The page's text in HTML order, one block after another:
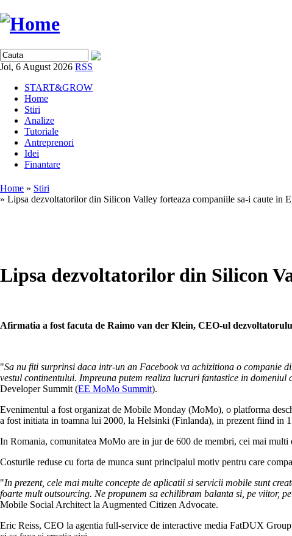
Joi, 6 August 2026 RSS
START&GROW
Home
Stiri
Analize
Tutoriale
Antreprenori
Idei
Finantare
Home » Stiri
» Lipsa dezvoltatorilor din Silicon Valley forteaza companiile sa-i caute in
Lipsa dezvoltatorilor din Silicon
Afirmatia a fost facuta de Raimo van der Klein, CEO-ul
"Sa nu fiti surprinsi daca intr-un an Facebook va achizitiona o companie
vestul continentului. Impreuna putem realiza lucruri fantastice in
Developer Summit (EE MoMo Summit).
Evenimentul a fost organizat de Mobile Monday (MoMo), o platforma
a fost initiata in toamna lui 2000, la Helsinki (Finlanda), in prezent fiind in
In Romania, comunitatea MoMo are in jur de 600 de membri, cei mai
Costurile reduse cu forta de munca sunt principalul motiv pentru care
"In prezent, cele mai multe concepte de aplicatii si servicii mobile sunt
foarte mult outsourcing. Ne propunem sa echilibram balanta si, pe viitor,
Mobile Social Architect la Augmented Citizen Advocate.
Eric Reiss, CEO la agentia full-service de interactive media FatDUX